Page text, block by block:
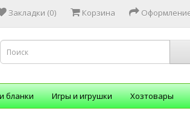
Закладки (0) Корзина
бланки Игры и игрушки Хозтовары